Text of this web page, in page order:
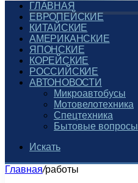
ГЛАВНАЯ
ЕВРОПЕЙСКИЕ
КИТАЙСКИЕ
АМЕРИКАНСКИЕ
ЯПОНСКИЕ
КОРЕЙСКИЕ
РОССИЙСКИЕ
АВТОНОВОСТИ
Микроавтобусы
Мотовелотехника
Спецтехника
Бытовые вопросы
Искать
Главная/работы